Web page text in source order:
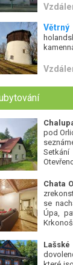
pod
Chata
se
Úpa,